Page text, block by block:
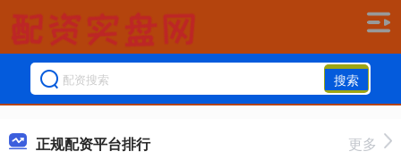
搜索
正规配资平台排行 更多